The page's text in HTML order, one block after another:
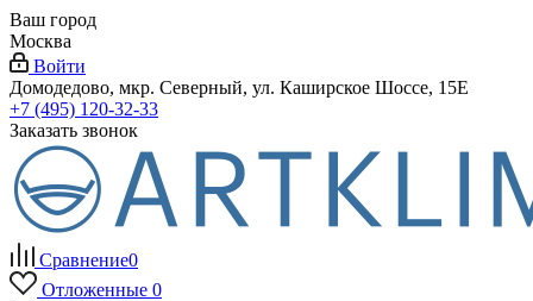
Ваш город
Москва
Войти
Домодедово, мкр. Северный, ул. Каширское Шоссе, 15Е
+7 (495) 120-32-33
Заказать звонок
Сравнение0
Отложенные 0